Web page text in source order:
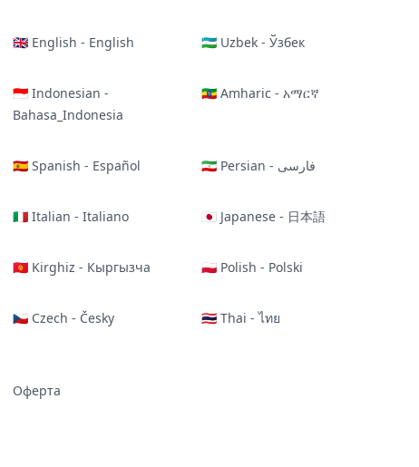
🇬🇧 English - English 🇺🇿 Uzbek - Ўзбек
🇮🇩 Indonesian -
Bahasa_Indonesia
🇪🇹 Amharic - አማርኛ
🇪🇸 Spanish - Español 🇮🇷 Persian - فارسی
🇮🇹 Italian - Italiano 🇯🇵 Japanese - 日本語
🇰🇬 Kirghiz - Кыргызча 🇵🇱 Polish - Polski
🇨🇿 Czech - Česky 🇹🇭 Thai - ไทย
Оферта